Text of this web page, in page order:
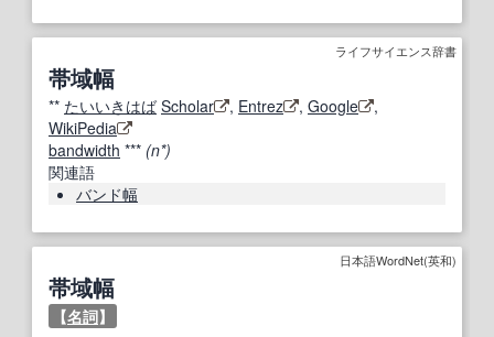
ライフサイエンス辞書
帯域幅
** たいいきはば Scholar , Entrez , Google
,
WikiPedia
bandwidth *** (n*)
関連語
バンド幅
日本語WordNet(英和)
帯域幅
【名詞】